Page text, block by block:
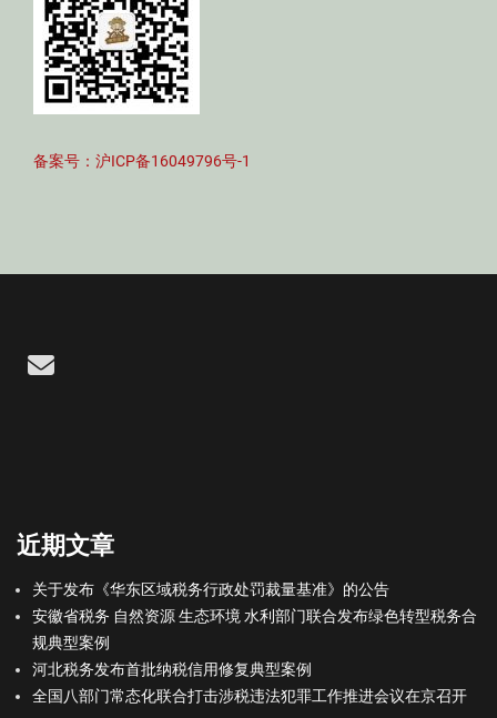
备案号：沪ICP备16049796号-1
Email
近期文章
关于发布《华东区域税务行政处罚裁量基准》的公告
安徽省税务 自然资源 生态环境 水利部门联合发布绿色转型税务合
规典型案例
河北税务发布首批纳税信用修复典型案例
全国八部门常态化联合打击涉税违法犯罪工作推进会议在京召开